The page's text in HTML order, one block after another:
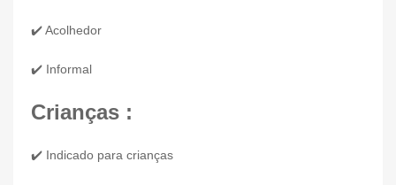
✔️ Acolhedor
✔️ Informal
Crianças :
✔️ Indicado para crianças